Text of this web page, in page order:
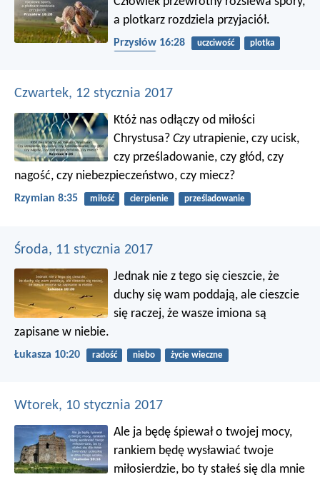
a plotkarz rozdziela przyjaciół.
Przysłów 16:28 uczciwość
plotka
Czwartek, 12 stycznia 2017
Któż nas odłączy od miłości
Chrystusa?Czyutrapienie, czy ucisk,
czy prześladowanie, czy głód, czy
nagość, czy niebezpieczeństwo, czy miecz?
Rzymian 8:35 miłość cierpienie prześladowanie
Środa, 11 stycznia 2017
Jednak nie z tego się cieszcie, że
duchy się wam poddają, ale cieszcie
się raczej, że wasze imiona są
zapisane w niebie.
Łukasza 10:20 radość niebo życie wieczne
Wtorek, 10 stycznia 2017
Ale ja będę śpiewał o twojej mocy,
rankiem będę wysławiać twoje
miłosierdzie, bo ty stałeś się dla mnie